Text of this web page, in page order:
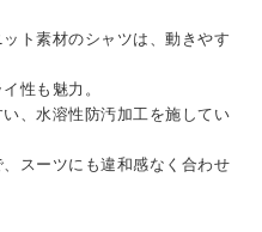
ト素材のシャツは、動きやす
性も魅力。
、水溶性防汚加工を施してい
スーツにも違和感なく合わせ